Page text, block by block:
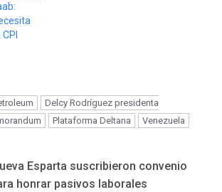
Delcy Rodríguez presidenta
Plataforma Deltana Venezuela
Esparta suscribieron convenio
honrar pasivos laborales